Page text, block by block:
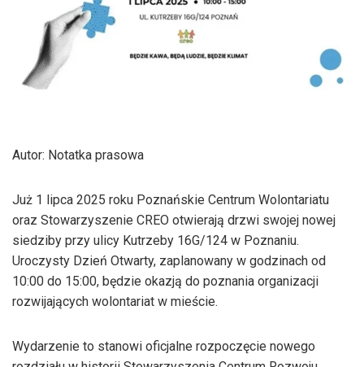
Autor: Notatka prasowa
Już 1 lipca 2025 roku Poznańskie Centrum Wolontariatu
oraz Stowarzyszenie CREO otwierają drzwi swojej nowej
siedziby przy ulicy Kutrzeby 16G/124 w Poznaniu.
Uroczysty Dzień Otwarty, zaplanowany w godzinach od
10:00 do 15:00, będzie okazją do poznania organizacji
rozwijających wolontariat w mieście.
Wydarzenie to stanowi oficjalne rozpoczęcie nowego